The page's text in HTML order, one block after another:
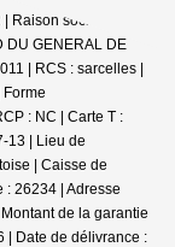
Raison sociale : DS
DU GENERAL DE
| RCS : sarcelles |
: NC | Carte T :
13 | Lieu de
| Caisse de
: 26234 | Adresse
de la garantie
| Date de délivrance :